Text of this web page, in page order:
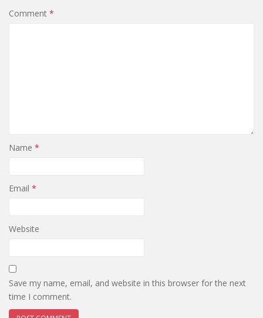
Comment *
Name *
Email *
Website
Save my name, email, and website in this browser for the next
time I comment.